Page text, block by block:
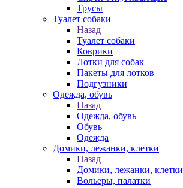
Трусы
Туалет собаки
Назад
Туалет собаки
Коврики
Лотки для собак
Пакеты для лотков
Подгузники
Одежда, обувь
Назад
Одежда, обувь
Обувь
Одежда
Домики, лежанки, клетки
Назад
Домики, лежанки, клетки
Вольеры, палатки